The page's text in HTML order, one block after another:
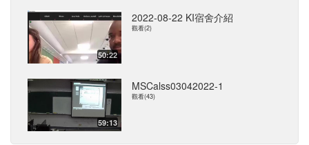
50:22
2022-08-22 KI宿舍介紹
觀看(2)
59:13
MSCalss03042022-1
觀看(43)